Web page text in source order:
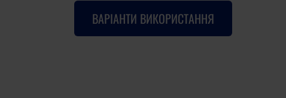
ВАРІАНТИ ВИКОРИСТАННЯ